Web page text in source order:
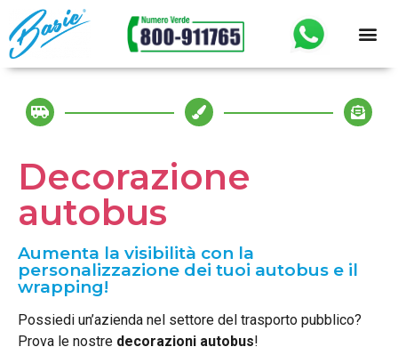
Decorazione
autobus
Aumenta la visibilità con la
personalizzazione dei tuoi autobus e il
wrapping!
Possiedi un’azienda nel settore del trasporto pubblico?
Prova le nostre decorazioni autobus!